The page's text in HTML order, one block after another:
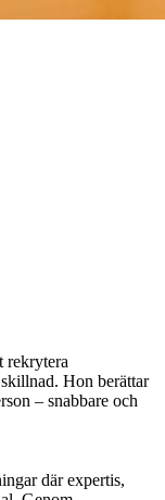
rekrytera
Hon berättar
– snabbare och
där expertis,